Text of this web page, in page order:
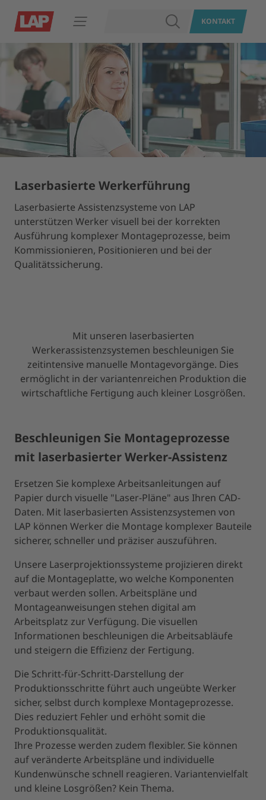
Navigation öffnen SUCHENKONTAKT
Laserbasierte Werkerführung
Laserbasierte Assistenzsysteme von LAP
unterstützen Werker visuell bei der korrekten
Ausführung komplexer Montageprozesse, beim
Kommissionieren, Positionieren und bei der
Qualitätssicherung.
Mit unseren laserbasierten
Werkerassistenzsystemen beschleunigen Sie
zeitintensive manuelle Montagevorgänge. Dies
ermöglicht in der variantenreichen Produktion die
wirtschaftliche Fertigung auch kleiner Losgrößen.
Beschleunigen Sie Montageprozesse
mit laserbasierter Werker-Assistenz
Ersetzen Sie komplexe Arbeitsanleitungen auf
Papier durch visuelle "Laser-Pläne" aus Ihren CAD-
Daten. Mit laserbasierten Assistenzsystemen von
LAP können Werker die Montage komplexer Bauteile
sicherer, schneller und präziser auszuführen.
Unsere Laserprojektionssysteme projizieren direkt
auf die Montageplatte, wo welche Komponenten
verbaut werden sollen. Arbeitspläne und
Montageanweisungen stehen digital am
Arbeitsplatz zur Verfügung. Die visuellen
Informationen beschleunigen die Arbeitsabläufe
und steigern die Effizienz der Fertigung.
Die Schritt-für-Schritt-Darstellung der
Produktionsschritte führt auch ungeübte Werker
sicher, selbst durch komplexe Montageprozesse.
Dies reduziert Fehler und erhöht somit die
Produktionsqualität.
Ihre Prozesse werden zudem flexibler. Sie können
auf veränderte Arbeitspläne und individuelle
Kundenwünsche schnell reagieren. Variantenvielfalt
und kleine Losgrößen? Kein Thema.